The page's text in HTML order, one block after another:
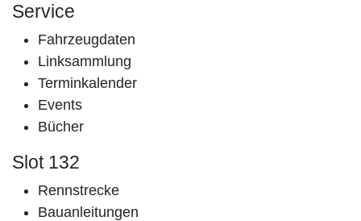
Service
Fahrzeugdaten
Linksammlung
Terminkalender
Events
Bücher
Slot 132
Rennstrecke
Bauanleitungen